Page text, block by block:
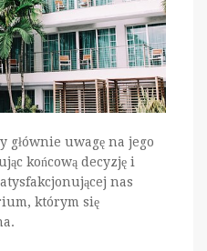
głównie uwagę na jego
końcową decyzję i
nas
którym się